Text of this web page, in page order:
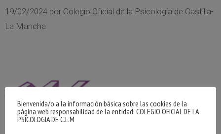
19/02/2024 por Colegio Oficial de la Psicología de Castilla-
La Mancha
Bienvenida/o a la información básica sobre las cookies de la
página web responsabilidad de la entidad: COLEGIO OFICIAL DE LA
PSICOLOGIA DE C.L.M